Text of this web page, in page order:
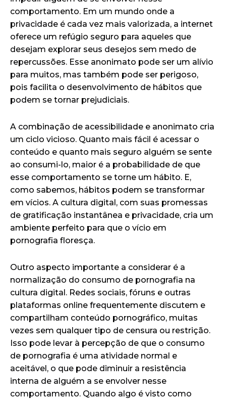
comportamento. Em um mundo onde a
privacidade é cada vez mais valorizada, a internet
oferece um refúgio seguro para aqueles que
desejam explorar seus desejos sem medo de
repercussões. Esse anonimato pode ser um alívio
para muitos, mas também pode ser perigoso,
pois facilita o desenvolvimento de hábitos que
podem se tornar prejudiciais.
A combinação de acessibilidade e anonimato cria
um ciclo vicioso. Quanto mais fácil é acessar o
conteúdo e quanto mais seguro alguém se sente
ao consumi-lo, maior é a probabilidade de que
esse comportamento se torne um hábito. E,
como sabemos, hábitos podem se transformar
em vícios. A cultura digital, com suas promessas
de gratificação instantânea e privacidade, cria um
ambiente perfeito para que o vício em
pornografia floresça.
Outro aspecto importante a considerar é a
normalização do consumo de pornografia na
cultura digital. Redes sociais, fóruns e outras
plataformas online frequentemente discutem e
compartilham conteúdo pornográfico, muitas
vezes sem qualquer tipo de censura ou restrição.
Isso pode levar à percepção de que o consumo
de pornografia é uma atividade normal e
aceitável, o que pode diminuir a resistência
interna de alguém a se envolver nesse
comportamento. Quando algo é visto como